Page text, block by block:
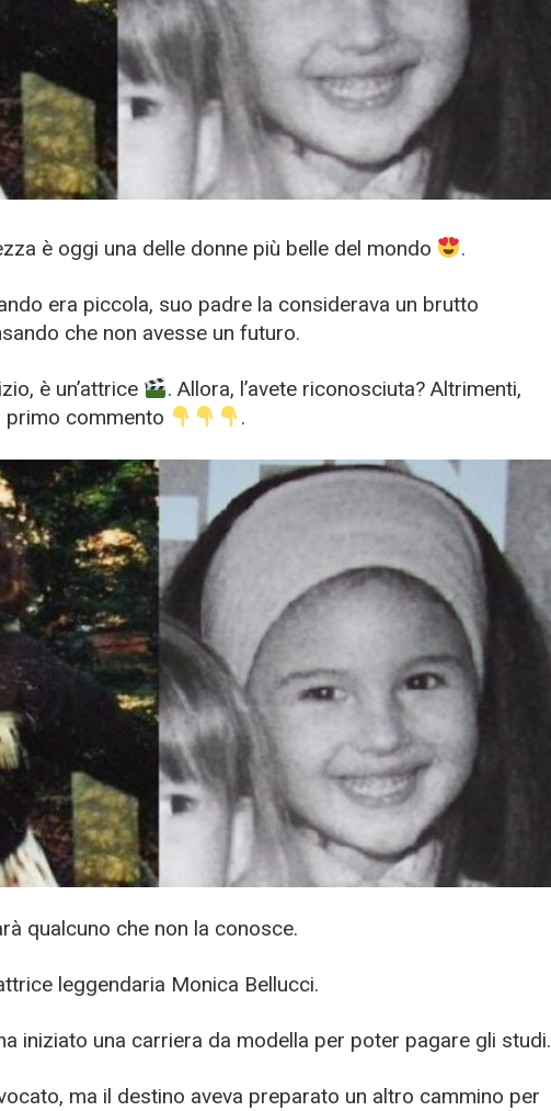
è oggi una delle donne più belle del mondo .
era piccola, suo padre la considerava un brutto
che non avesse un futuro.
è un’attrice
. Allora, l’avete riconosciuta? Altrimenti,
primo commento
.
qualcuno che non la conosce.
leggendaria Monica Bellucci.
iniziato una carriera da modella per poter pagare gli studi.
ma il destino aveva preparato un altro cammino per